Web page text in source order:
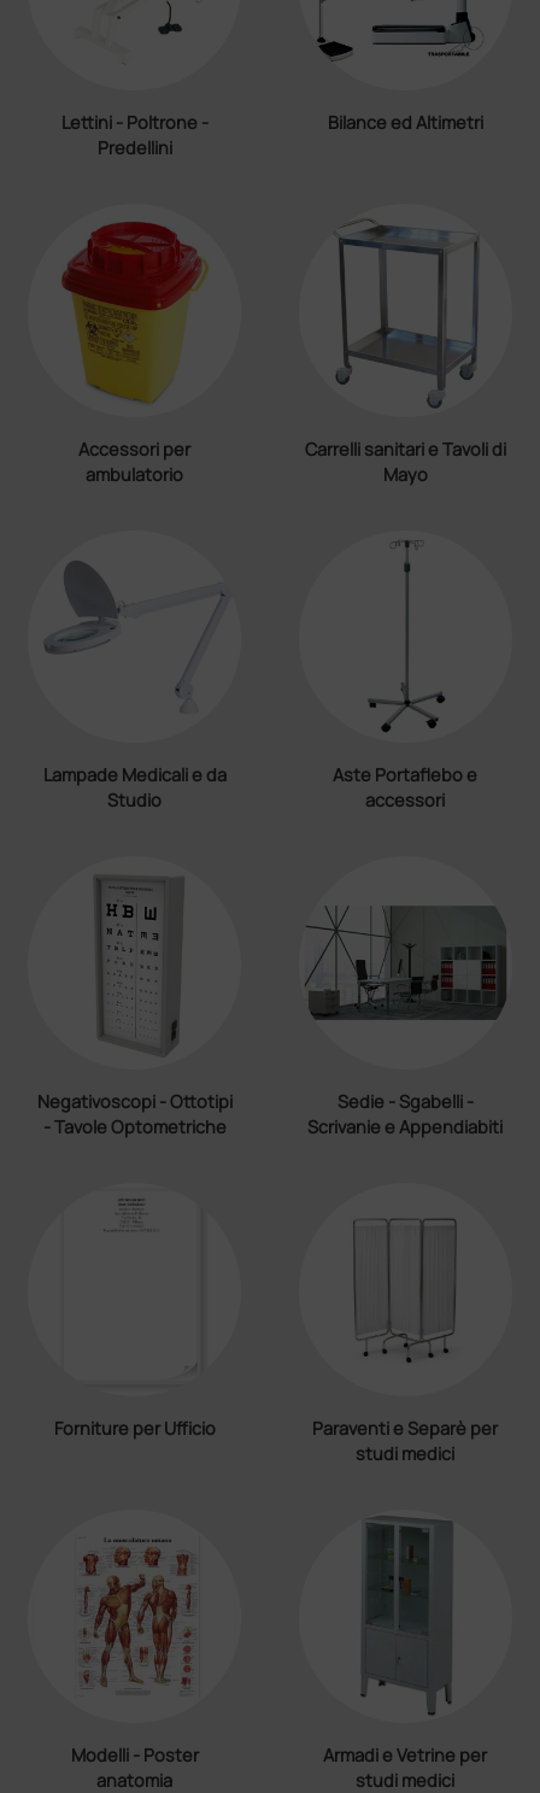
Lettini - Poltrone -
Predellini
Bilance ed Altimetri
Accessori per
ambulatorio
Carrelli sanitari e Tavoli di
Mayo
Lampade Medicali e da
Studio
Aste Portaflebo e
accessori
Negativoscopi - Ottotipi
- Tavole Optometriche
Sedie - Sgabelli -
Scrivanie e Appendiabiti
Forniture per Ufficio
Paraventi e Separè per
studi medici
Modelli - Poster
anatomia
Armadi e Vetrine per
studi medici